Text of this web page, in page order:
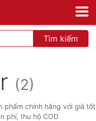
Tìm kiếm
(2)
phẩm chính hãng với giá tốt
phí, thu hộ COD